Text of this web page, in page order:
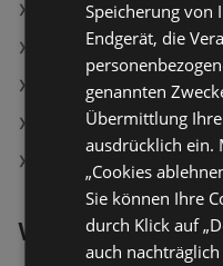
Lamkur
LED-Kerze
Aktuelle Kabs
Aktuelle Ernsting's
Aktuelle Möbel Kraft
Weitere
Speicherung von
Endgerät, die
genannten
Übermittlung
ausdrücklich ein.
„Cookies
Sie können Ihre
durch Klick auf
auch